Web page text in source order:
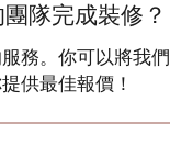
隊完成裝修？
務。你可以將我
供最佳報價！